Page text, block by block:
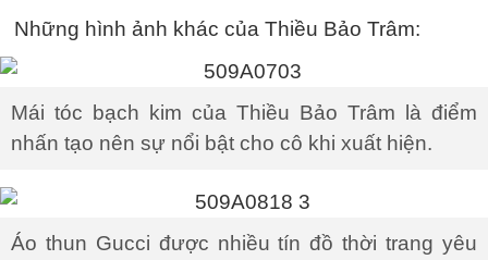
Những hình ảnh khác của Thiều Bảo Trâm:
Mái tóc bạch kim của Thiều Bảo Trâm là điểm
nhấn tạo nên sự nổi bật cho cô khi xuất hiện.
Áo thun Gucci được nhiều tín đồ thời trang yêu